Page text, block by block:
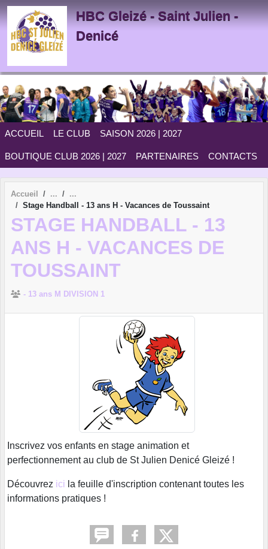
HBC Gleizé - Saint Julien -
Denicé
ACCUEIL LE CLUB SAISON 2026 | 2027
BOUTIQUE CLUB 2026 | 2027 PARTENAIRES CONTACTS
Accueil
Stage Handball - 13 ans H - Vacances de Toussaint
STAGE HANDBALL - 13
ANS H - VACANCES DE
TOUSSAINT
- 13 ans M DIVISION 1
Inscrivez vos enfants en stage animation et
perfectionnement au club de St Julien Denicé Gleizé !
Découvrez ici la feuille d'inscription contenant toutes les
informations pratiques !
Panneau de gestion des cookies